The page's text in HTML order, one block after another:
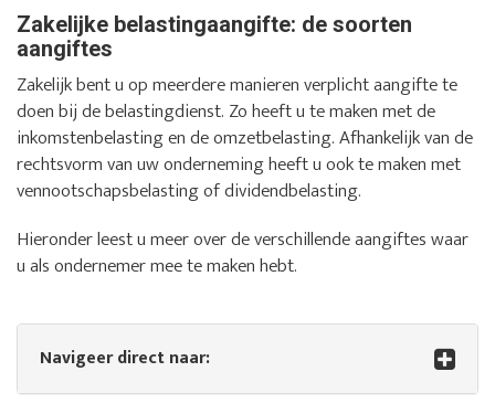
Zakelijke belastingaangifte: de soorten
aangiftes
Zakelijk bent u op meerdere manieren verplicht aangifte te
doen bij de belastingdienst. Zo heeft u te maken met de
inkomstenbelasting en de omzetbelasting. Afhankelijk van de
rechtsvorm van uw onderneming heeft u ook te maken met
vennootschapsbelasting of dividendbelasting.
Hieronder leest u meer over de verschillende aangiftes waar
u als ondernemer mee te maken hebt.
Navigeer direct naar: